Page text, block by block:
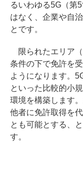
るいわゆる5G（第
はなく、企業や自
とです。
限られたエリア（
条件の下で免許を
ようになります。
といった比較的小
環境を構築します
他者に免許取得を
とも可能とする、
す。